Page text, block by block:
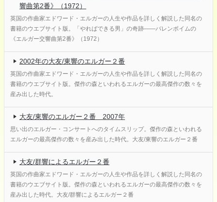
響曲第2番》（1972）
英国の作曲家エドワード・エルガーの人生や作品を詳しく解説した同名の
書籍のウエブサイト版。「やればできる男」の奇跡――バレンボイムの
《エルガー交響曲第2番》（1972）
2002年の大友/東響のエルガー２番
英国の作曲家エドワード・エルガーの人生や作品を詳しく解説した同名の
書籍のウエブサイト版。傑作の森といわれるエルガーの最高傑作の数々を
産み出した時代。
大友/東響のエルガー２番 2007年
思い出のエルガー・コンサートへのタイムスリップ。傑作の森といわれる
エルガーの最高傑作の数々を産み出した時代。大友/東響のエルガー２番
大友/群響によるエルガー２番
英国の作曲家エドワード・エルガーの人生や作品を詳しく解説した同名の
書籍のウエブサイト版。傑作の森といわれるエルガーの最高傑作の数々を
産み出した時代。大友/群響によるエルガー２番